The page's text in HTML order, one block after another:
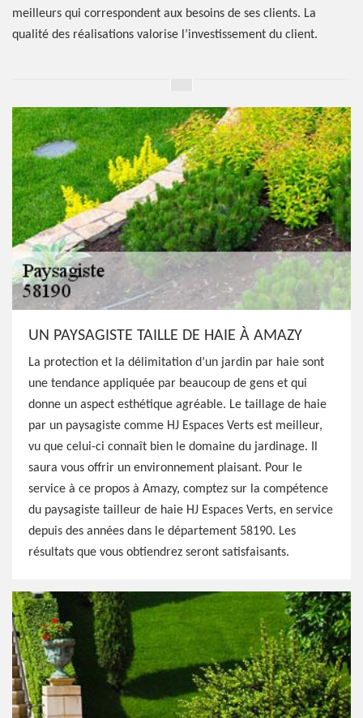
meilleurs qui correspondent aux besoins de ses clients. La
qualité des réalisations valorise l’investissement du client.
UN PAYSAGISTE TAILLE DE HAIE À AMAZY
La protection et la délimitation d’un jardin par haie sont
une tendance appliquée par beaucoup de gens et qui
donne un aspect esthétique agréable. Le taillage de haie
par un paysagiste comme HJ Espaces Verts est meilleur,
vu que celui-ci connaît bien le domaine du jardinage. Il
saura vous offrir un environnement plaisant. Pour le
service à ce propos à Amazy, comptez sur la compétence
du paysagiste tailleur de haie HJ Espaces Verts, en service
depuis des années dans le département 58190. Les
résultats que vous obtiendrez seront satisfaisants.